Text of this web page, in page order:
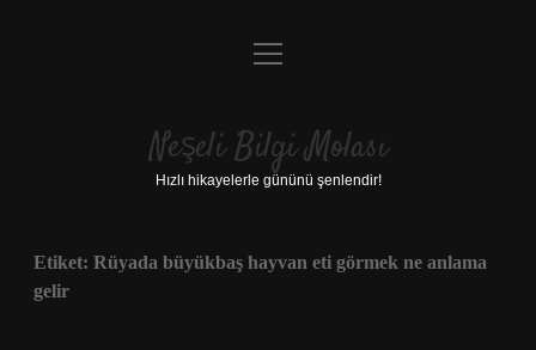
Anasayfa
Yasal Uyarı
menüyü
Neşeli Bilgi Molası
Hızlı hikayelerle gününü şenlendir!
Etiket: Rüyada büyükbaş hayvan eti görmek ne anlama
gelir